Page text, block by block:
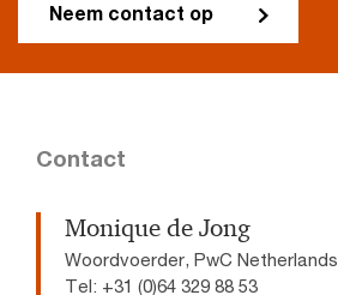
Neem contact op
Contact
Monique de Jong
Woordvoerder, PwC Netherlands
Tel: +31 (0)64 329 88 53